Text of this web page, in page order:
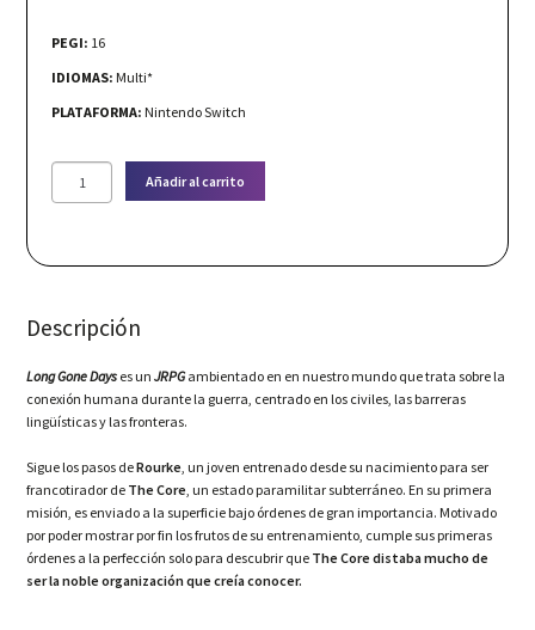
PEGI: 16
IDIOMAS: Multi*
PLATAFORMA: Nintendo Switch
Long
Gone
cantidad
Añadir al carrito
Descripción
Long Gone Days es unJRPGambientado en en nuestro mundo que trata sobre la
conexión humana durante la guerra, centrado en los civiles, las barreras
lingüísticas y las fronteras.
Sigue los pasos deRourke, un joven entrenado desde su nacimiento para ser
francotirador de The Core, un estado paramilitar subterráneo. En su primera
misión, es enviado a la superficie bajo órdenes de gran importancia. Motivado
por poder mostrar por fin los frutos de su entrenamiento, cumple sus primeras
órdenes a la perfección solo para descubrir que The Core distaba mucho de
ser la noble organización que creía conocer.